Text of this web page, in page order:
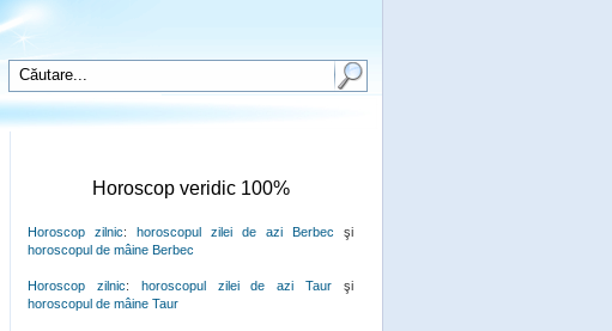
Horoscop veridic 100%
Horoscop zilnic: horoscopul zilei de azi Berbec şi
horoscopul de mâine Berbec
Horoscop zilnic: horoscopul zilei de azi Taur şi
horoscopul de mâine Taur